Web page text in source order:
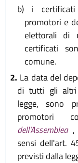
b) i certificati
promotori e
elettorali di
certificati
comune.
2. La data del
di tutti gli altri
legge, sono
promotori
dell'Assemblea ,
sensi dell'art.
previsti dalla